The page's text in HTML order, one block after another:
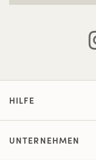
HILFE
UNTERNEHMEN